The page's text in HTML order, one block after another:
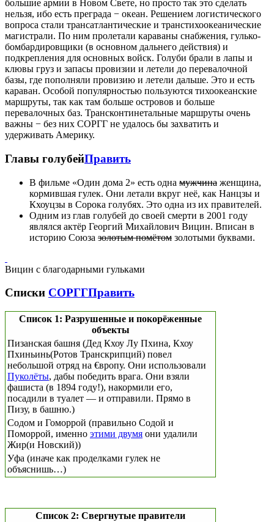
большие армии в Новом Свете, но просто так это сделать
нельзя, ибо есть преграда − океан. Решением логистического
вопроса стали трансатлантические и транстихоокеанические
магистрали. По ним пролетали караваны снабжения, гулько-
бомбардировщики (в основном дальнего действия) и
подкрепления для основных войск. Голуби брали в лапы и
клювы груз и запасы провизии и летели до перевалочной
базы, где пополняли провизию и летели дальше. Это и есть
караван. Особой популярностью пользуются тихоокеанские
маршруты, так как там больше островов и больше
перевалочных баз. Трансконтинетальные маршруты очень
важны − без них СОРГГ не удалось бы захватить и
удерживать Америку.
Главы голубейПравить
В фильме «Один дома 2» есть одна мужчина женщина,
кормившая гулек. Они летали вкруг неё, как Нанцзы и
Кхоуцзы в Сорока голубях. Это одна из их правителей.
Одним из глав голубей до своей смерти в 2001 году
являлся актёр Георгий Михайлович Вицин. Вписан в
историю Союза золотым помётом золотыми буквами.
Вицин с благодарными гульками
Списки СОРГГПравить
Список 1: Разрушенные и покорёженные
объекты
Пизанская башня (Дед Кхоу Лу Пхина, Кхоу
Пхиньинь(Ротов Транскрипций) повел
небольшой отряд на €вропу. Они использовали
Пуколёты, дабы победить врага. Они взяли
фашиста (в 1894 году!), накормили его,
посадили в туалет — и отправили. Прямо в
Пизу, в башню.)
Содом и Гоморрой (правильно Содой и
Поморрой, именно этими двумя они удалили
Жир(и Новский))
Уфа (иначе как проделками гулек не
объяснишь…)
Список 2: Свергнутые правители